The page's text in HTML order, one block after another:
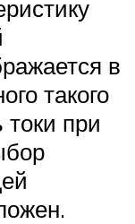
в
такого
токи при